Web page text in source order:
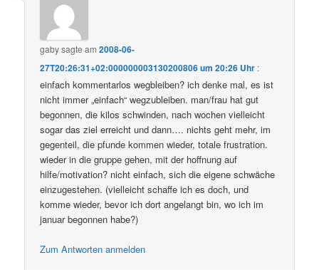
gabysagte am2008-06-
27T20:26:31+02:000000003130200806 um 20:26 Uhr :
einfach kommentarlos wegbleiben? ich denke mal, es ist
nicht immer „einfach“ wegzubleiben. man/frau hat gut
begonnen, die kilos schwinden, nach wochen vielleicht
sogar das ziel erreicht und dann…. nichts geht mehr, im
gegenteil, die pfunde kommen wieder, totale frustration.
wieder in die gruppe gehen, mit der hoffnung auf
hilfe/motivation? nicht einfach, sich die eigene schwäche
einzugestehen. (vielleicht schaffe ich es doch, und
komme wieder, bevor ich dort angelangt bin, wo ich im
januar begonnen habe?)
Zum Antworten anmelden